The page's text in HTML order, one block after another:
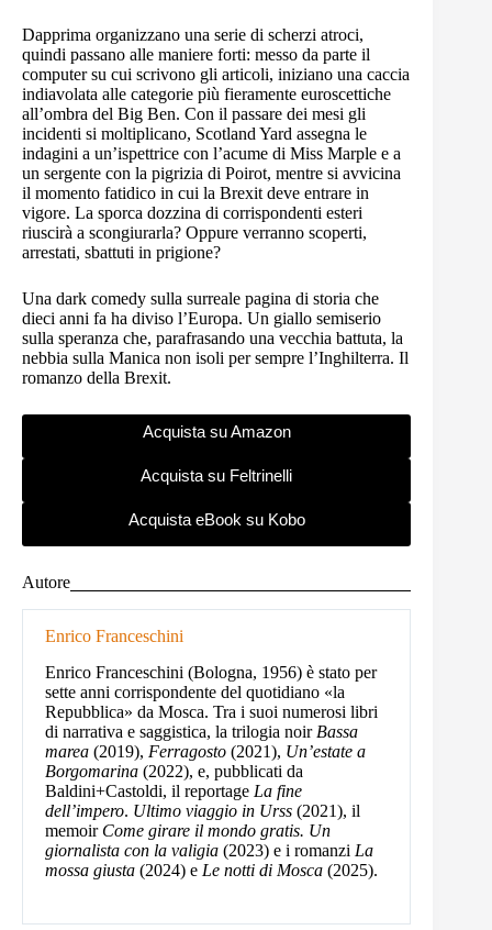
Dapprima organizzano una serie di scherzi atroci,
quindi passano alle maniere forti: messo da parte il
computer su cui scrivono gli articoli, iniziano una caccia
indiavolata alle categorie più fieramente euroscettiche
all’ombra del Big Ben. Con il passare dei mesi gli
incidenti si moltiplicano, Scotland Yard assegna le
indagini a un’ispettrice con l’acume di Miss Marple e a
un sergente con la pigrizia di Poirot, mentre si avvicina
il momento fatidico in cui la Brexit deve entrare in
vigore. La sporca dozzina di corrispondenti esteri
riuscirà a scongiurarla? Oppure verranno scoperti,
arrestati, sbattuti in prigione?
Una dark comedy sulla surreale pagina di storia che
dieci anni fa ha diviso l’Europa. Un giallo semiserio
sulla speranza che, parafrasando una vecchia battuta, la
nebbia sulla Manica non isoli per sempre l’Inghilterra. Il
romanzo della Brexit.
Acquista su Amazon
Acquista su Feltrinelli
Acquista eBook su Kobo
Autore
Enrico Franceschini
Enrico Franceschini (Bologna, 1956) è stato per
sette anni corrispondente del quotidiano «la
Repubblica» da Mosca. Tra i suoi numerosi libri
di narrativa e saggistica, la trilogia noirBassa
marea (2019), Ferragosto (2021), Un’estate a
Borgomarina (2022), e, pubblicati da
Baldini+Castoldi, il reportage La fine
dell’impero. Ultimo viaggio in Urss (2021), il
memoir Come girare il mondo gratis. Un
giornalista con la valigia (2023) e i romanzi La
mossa giusta (2024) e Le notti di Mosca (2025).